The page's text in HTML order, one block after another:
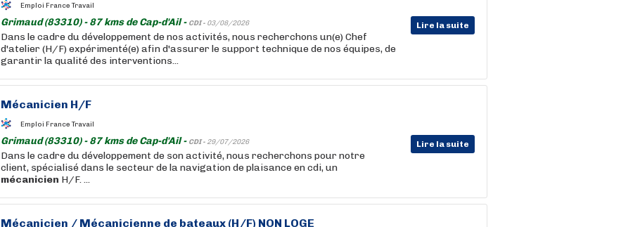
Emploi France Travail
Grimaud (83310) - 87 kms de Cap-d'Ail - CDI - 03/08/2026 Lire la suite
Dans le cadre du développement de nos activités, nous recherchons un(e) Chef
d'atelier (H/F) expérimenté(e) afin d'assurer le support technique de nos équipes, de
garantir la qualité des interventions...
Mécanicien H/F
Emploi France Travail
Grimaud (83310) - 87 kms de Cap-d'Ail - CDI - 29/07/2026 Lire la suite
Dans le cadre du développement de son activité, nous recherchons pour notre
client, spécialisé dans le secteur de la navigation de plaisance en cdi, un
mécanicien H/F. ...
Mécanicien / Mécanicienne de bateaux (H/F) NON LOGE